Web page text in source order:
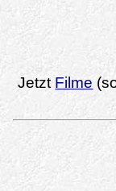
Jetzt Filme